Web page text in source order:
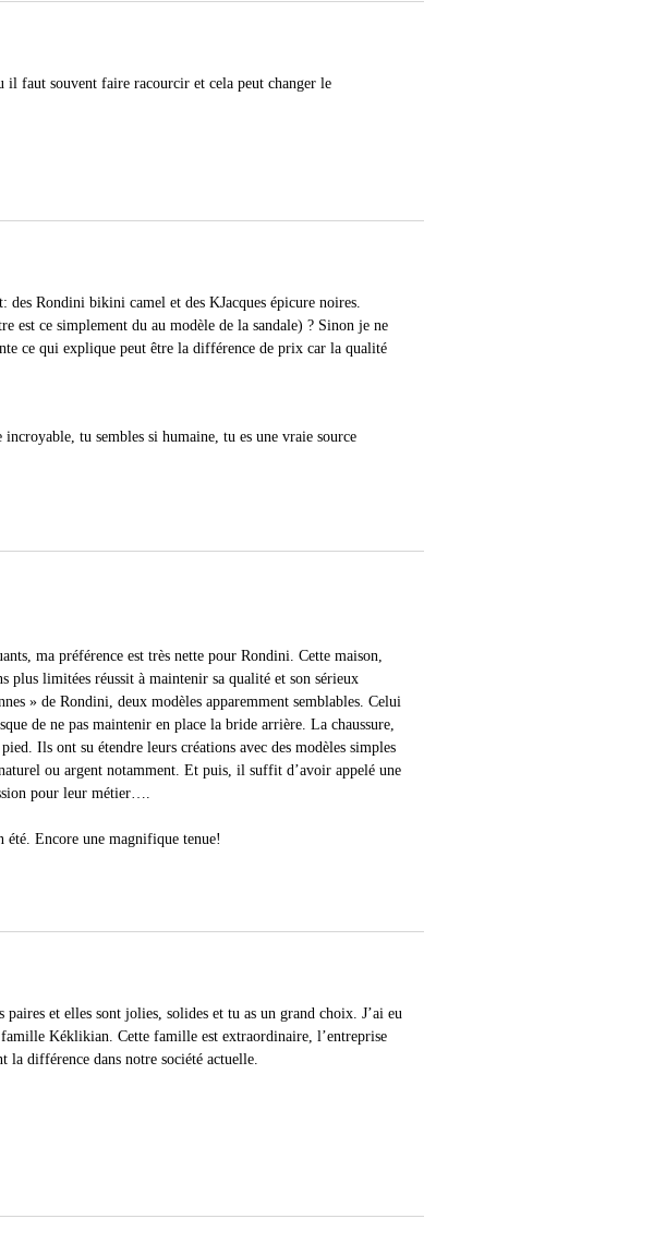
il faut souvent faire racourcir et cela peut changer le
des Rondini bikini camel et des KJacques épicure noires.
est ce simplement du au modèle de la sandale) ? Sinon je ne
ce qui explique peut être la différence de prix car la qualité
tu sembles si humaine, tu es une vraie source
ma préférence est très nette pour Rondini. Cette maison,
plus limitées réussit à maintenir sa qualité et son sérieux
» de Rondini, deux modèles apparemment semblables. Celui
de ne pas maintenir en place la bride arrière. La chaussure,
Ils ont su étendre leurs créations avec des modèles simples
ou argent notamment. Et puis, il suffit d’avoir appelé une
pour leur métier….
été. Encore une magnifique tenue!
et elles sont jolies, solides et tu as un grand choix. J’ai eu
famille Kéklikian. Cette famille est extraordinaire, l’entreprise
différence dans notre société actuelle.